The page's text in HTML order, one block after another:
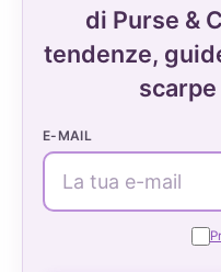
di Purse &
tendenze,
E-MAIL